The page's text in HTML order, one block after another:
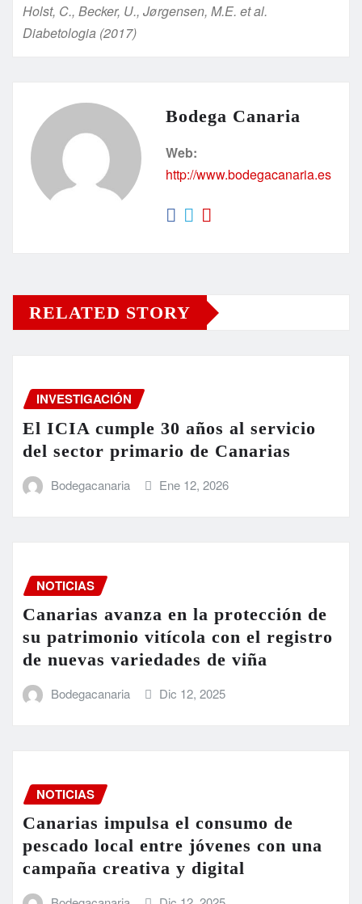
Holst, C., Becker, U., Jørgensen, M.E. et al.
Diabetologia (2017)
Bodega Canaria
Web:
http://www.bodegacanaria.es
RELATED STORY
INVESTIGACIÓN
El ICIA cumple 30 años al servicio
del sector primario de Canarias
Bodegacanaria Ene 12, 2026
NOTICIAS
Canarias avanza en la protección de
su patrimonio vitícola con el registro
de nuevas variedades de viña
Bodegacanaria Dic 12, 2025
NOTICIAS
Canarias impulsa el consumo de
pescado local entre jóvenes con una
campaña creativa y digital